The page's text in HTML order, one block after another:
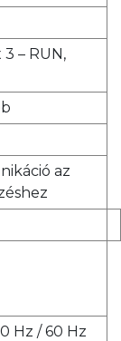
– RUN,
az
Hz / 60 Hz